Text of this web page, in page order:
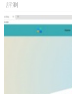
一次看懂兩台差異
評測